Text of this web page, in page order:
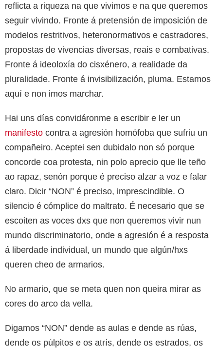
reflicta a riqueza na que vivimos e na que queremos
seguir vivindo. Fronte á pretensión de imposición de
modelos restritivos, heteronormativos e castradores,
propostas de vivencias diversas, reais e combativas.
Fronte á ideoloxía do cisxénero, a realidade da
pluralidade. Fronte á invisibilización, pluma. Estamos
aquí e non imos marchar.
Hai uns días convidáronme a escribir e ler un
manifesto contra a agresión homófoba que sufriu un
compañeiro. Aceptei sen dubidalo non só porque
concorde coa protesta, nin polo aprecio que lle teño
ao rapaz, senón porque é preciso alzar a voz e falar
claro. Dicir “NON” é preciso, imprescindible. O
silencio é cómplice do maltrato. É necesario que se
escoiten as voces dxs que non queremos vivir nun
mundo discriminatorio, onde a agresión é a resposta
á liberdade individual, un mundo que algún/hxs
queren cheo de armarios.
No armario, que se meta quen non queira mirar as
cores do arco da vella.
Digamos “NON” dende as aulas e dende as rúas,
dende os púlpitos e os atrís, dende os estrados, os